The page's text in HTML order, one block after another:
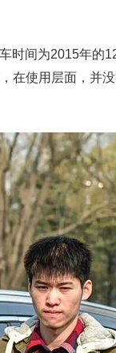
时间为2015年的
在使用层面，并